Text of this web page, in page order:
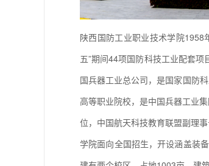
陕西国防工业职业技术学院1958
五”期间44项国防科技工业配套
国兵器工业总公司，是国家国防
高等职业院校，是中国兵器工业
位，中国航天科技教育联盟副理事
学院面向全国招生，开设涵盖装